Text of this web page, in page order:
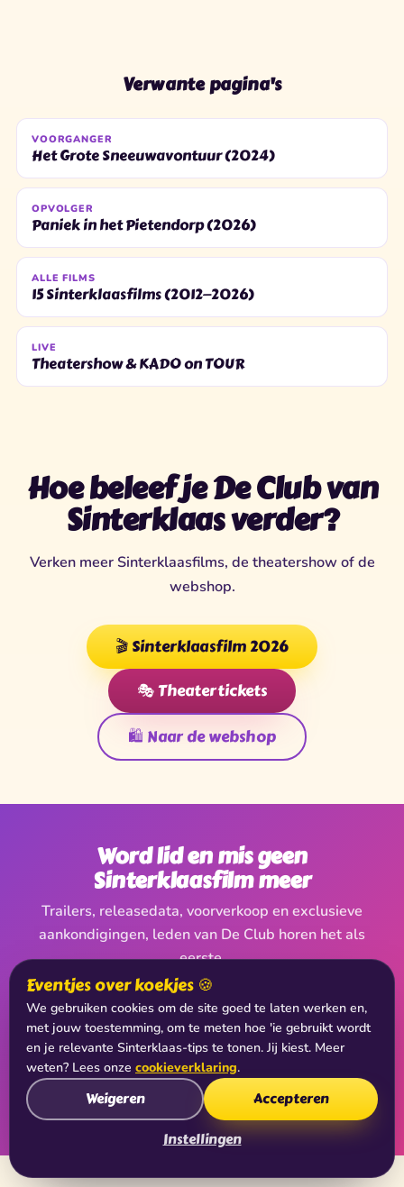
Verwante pagina's
VOORGANGER
Het Grote Sneeuwavontuur (2024)
OPVOLGER
Paniek in het Pietendorp (2026)
ALLE FILMS
15 Sinterklaasfilms (2012—2026)
LIVE
Theatershow & KADO on TOUR
Hoe beleef je De Club van
Sinterklaas verder?
Verken meer Sinterklaasfilms, de theatershow of de
webshop.
🎬 Sinterklaasfilm 2026
🎭 Theatertickets
🛍️ Naar de webshop
Word lid en mis geen
Sinterklaasfilm meer
Trailers, releasedata, voorverkoop en exclusieve
aankondigingen, leden van De Club horen het als
eerste.
Word clublid
Eventjes over koekjes 🍪
We gebruiken cookies om de site goed te laten werken en,
met jouw toestemming, om te meten hoe 'ie gebruikt wordt
en je relevante Sinterklaas-tips te tonen. Jij kiest. Meer
weten? Lees onze cookieverklaring.
Instellingen
Weigeren Accepteren